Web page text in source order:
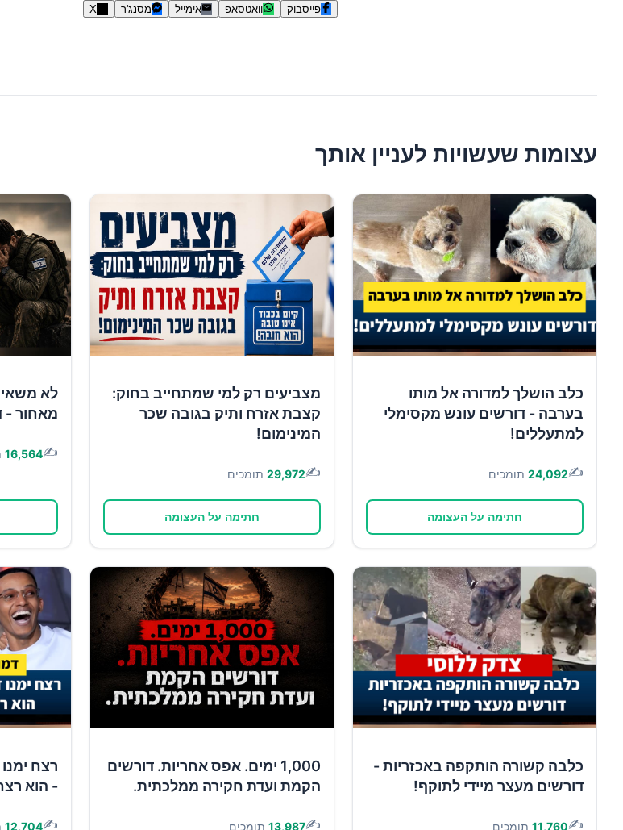
פייסבוק וואטסאפ אימייל מסנג'ר X
עצומות שעשויות לעניין אותך
כלב הושלך למדורה אל מותו
בערבה - דורשים עונש מקסימלי
למתעללים!
✍️
24,092 תומכים
חתימה על העצומה
מצביעים רק למי שמתחייב בחוק:
קצבת אזרח ותיק בגובה שכר
המינימום!
✍️
29,972 תומכים
חתימה על העצומה
לא
מאחור -
✍️
16,564
כלבה קשורה הותקפה באכזריות -
דורשים מעצר מיידי לתוקף!
✍️
11,760 תומכים
1,000 ימים. אפס אחריות. דורשים
הקמת ועדת חקירה ממלכתית.
✍️
13,987 תומכים
רצח
- הוא
✍️
12,704